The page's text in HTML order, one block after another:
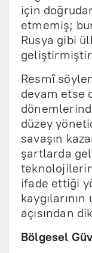
için
etmemiş;
Rusya gibi
Resmî
devam etse
düzey
savaşın
şartlarda
ifade ettiği
açısından
Bölgesel